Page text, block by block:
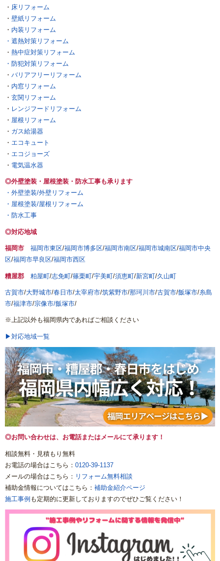
・ 床リフォーム
・ 壁紙リフォーム
・ 内装リフォーム
・遮熱対策リフォーム
・ 熱中症対策リフォーム
・防犯対策リフォーム
・ バリアフリーリフォーム
・ 内窓リフォーム
・ 玄関リフォーム
・ レンジフードリフォーム
・ 屋根リフォーム
・ ガス給湯器
・ エコキュート
・ エコジョーズ
・ 電気温水器
◎外壁塗装・屋根塗装・防水工事も承ります
・外壁塗装/外壁リフォーム
・屋根塗装/屋根リフォーム
・防水工事
◎対応地域
福岡市 福岡市東区/福岡市博多区/福岡市南区/福岡市城南区/福岡市中央
区/福岡市早良区/福岡市西区
糟屋郡 粕屋町/志免町/篠栗町/宇美町/須恵町/新宮町/久山町
古賀市/大野城市/春日市/太宰府市/筑紫野市/那珂川市/古賀市/飯塚市/糸島
市/福津市/宗像市/飯塚市/
※上記以外も福岡県内であればご相談ください
▶対応地域一覧
◎お問い合わせは、お電話またはメールにて承ります！
相談無料・見積もり無料
お電話の場合はこちら： 0120-39-1137
メールの場合はこちら： リフォーム無料相談
補助金情報についてはこちら： 補助金紹介ページ
施工事例 も定期的に更新しておりますのでぜひご覧ください！